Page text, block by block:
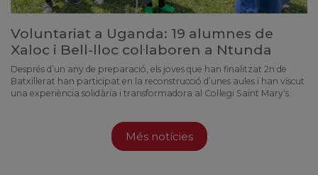
Voluntariat a Uganda: 19 alumnes de
Xaloc i Bell-lloc col·laboren a Ntunda
Després d’un any de preparació, els joves que han finalitzat 2n de
Batxillerat han participat en la reconstrucció d’unes aules i han viscut
una experiència solidària i transformadora al Col·legi Saint Mary’s.
Més notícies